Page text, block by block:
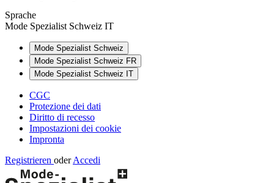
Sprache
Mode Spezialist Schweiz IT
Mode Spezialist Schweiz
Mode Spezialist Schweiz FR
Mode Spezialist Schweiz IT
CGC
Protezione dei dati
Diritto di recesso
Impostazioni dei cookie
Impronta
Registrieren oder Accedi